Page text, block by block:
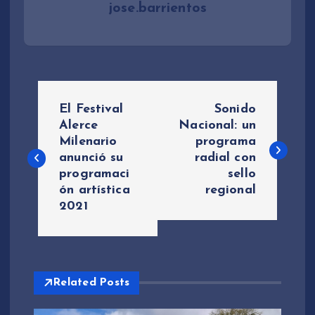
jose.barrientos
v
g
a
c
El Festival
Alerce
Milenario
anunció su
programaci
ón artística
2021
Sonido
Nacional: un
programa
radial con
sello
regional
Related Posts